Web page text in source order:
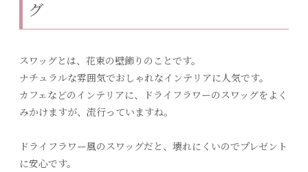
グ
スワッグとは、花束の壁飾りのことです。
ナチュラルな雰囲気でおしゃれなインテリアに人気です。
カフェなどのインテリアに、ドライフラワーのスワッグをよく
みかけますが、流行っていますね。
ドライフラワー風のスワッグだと、壊れにくいのでプレゼント
に安心です。